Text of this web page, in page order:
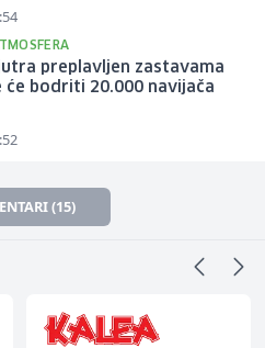
preplavljen zastavama
će bodriti 20.000 navijača
(15)